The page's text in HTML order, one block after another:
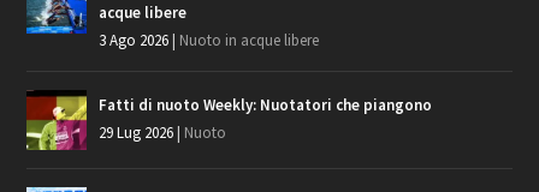
acque libere
3 Ago 2026| Nuoto in acque libere
Fatti di nuoto Weekly: Nuotatori che piangono
29 Lug 2026| Nuoto